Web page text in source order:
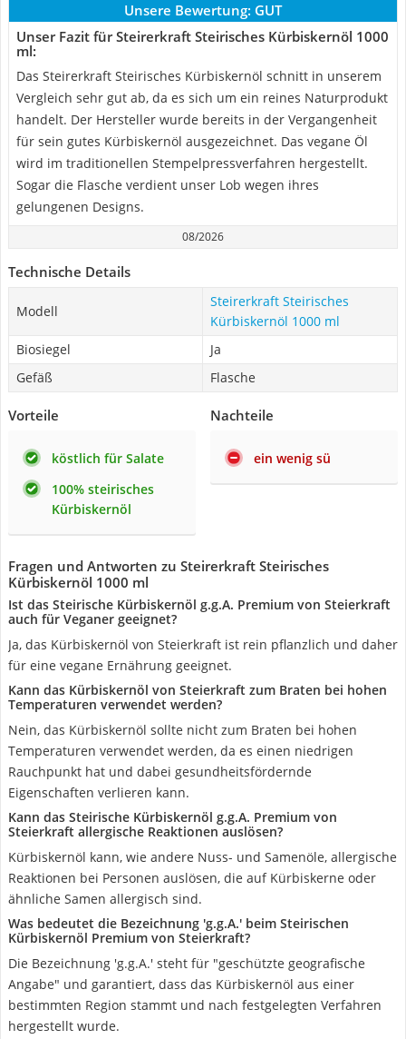
Unsere Bewertung: GUT
Unser Fazit für Steirerkraft Steirisches Kürbiskernöl 1000
ml:
Das Steirerkraft Steirisches Kürbiskernöl schnitt in unserem
Vergleich sehr gut ab, da es sich um ein reines Naturprodukt
handelt. Der Hersteller wurde bereits in der Vergangenheit
für sein gutes Kürbiskernöl ausgezeichnet. Das vegane Öl
wird im traditionellen Stempelpressverfahren hergestellt.
Sogar die Flasche verdient unser Lob wegen ihres
gelungenen Designs.
08/2026
Technische Details
Modell
Steirerkraft Steirisches
Kürbiskernöl 1000 ml
Biosiegel
Ja
Gefäß
Flasche
Vorteile
köstlich für Salate
100% steirisches
Kürbiskernöl
Nachteile
ein wenig sü
Fragen und Antworten zu Steirerkraft Steirisches
Kürbiskernöl 1000 ml
Ist das Steirische Kürbiskernöl g.g.A. Premium von Steierkraft
auch für Veganer geeignet?
Ja, das Kürbiskernöl von Steierkraft ist rein pflanzlich und daher
für eine vegane Ernährung geeignet.
Kann das Kürbiskernöl von Steierkraft zum Braten bei hohen
Temperaturen verwendet werden?
Nein, das Kürbiskernöl sollte nicht zum Braten bei hohen
Temperaturen verwendet werden, da es einen niedrigen
Rauchpunkt hat und dabei gesundheitsfördernde
Eigenschaften verlieren kann.
Kann das Steirische Kürbiskernöl g.g.A. Premium von
Steierkraft allergische Reaktionen auslösen?
Kürbiskernöl kann, wie andere Nuss- und Samenöle, allergische
Reaktionen bei Personen auslösen, die auf Kürbiskerne oder
ähnliche Samen allergisch sind.
Was bedeutet die Bezeichnung 'g.g.A.' beim Steirischen
Kürbiskernöl Premium von Steierkraft?
Die Bezeichnung 'g.g.A.' steht für "geschützte geografische
Angabe" und garantiert, dass das Kürbiskernöl aus einer
bestimmten Region stammt und nach festgelegten Verfahren
hergestellt wurde.